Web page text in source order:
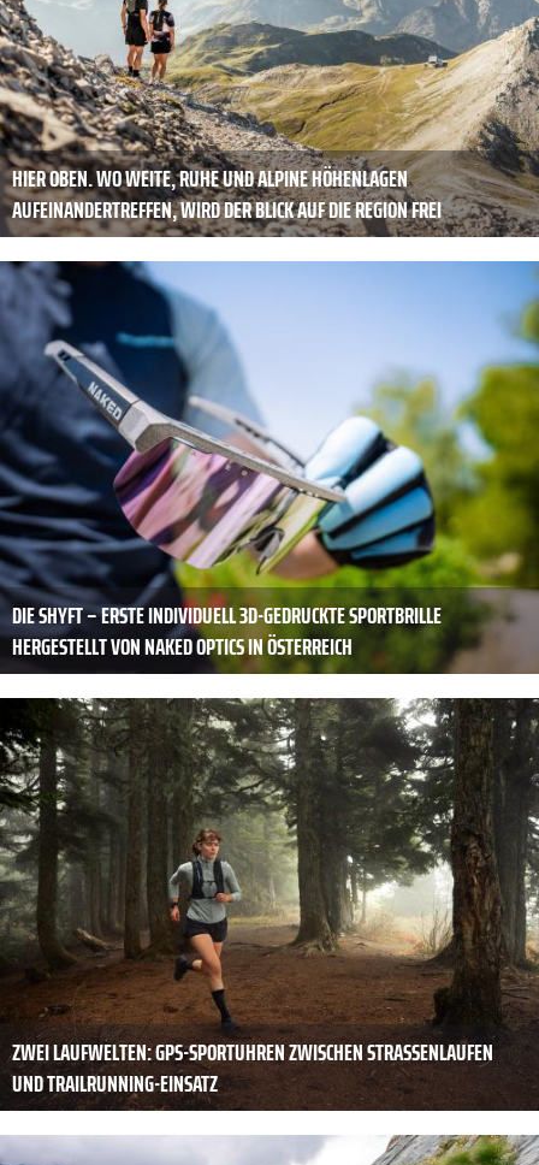
HIER OBEN. WO WEITE, RUHE UND ALPINE HÖHENLAGEN
AUFEINANDERTREFFEN, WIRD DER BLICK AUF DIE REGION FREI
DIE SHYFT – ERSTE INDIVIDUELL 3D-GEDRUCKTE SPORTBRILLE
HERGESTELLT VON NAKED OPTICS IN ÖSTERREICH
ZWEI LAUFWELTEN: GPS-SPORTUHREN ZWISCHEN STRASSENLAUFEN U
ND TRAILRUNNING-EINSATZ